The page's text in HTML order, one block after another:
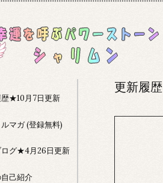
更新履歴
歴★10月7日更新
ルマガ (登録無料)
ログ★4月26日更新
自己紹介